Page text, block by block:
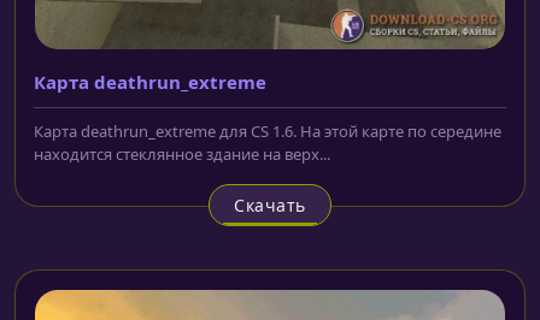
Карта deathrun_extreme
Карта deathrun_extreme для CS 1.6. На этой карте по середине
находится стеклянное здание на верх...
Скачать